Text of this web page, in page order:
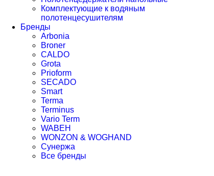
Комплектующие к водяным
полотенцесушителям
Бренды
Arbonia
Broner
CALDO
Grota
Prioform
SECADO
Smart
Terma
Terminus
Vario Term
WABEH
WONZON & WOGHAND
Сунержа
Все бренды